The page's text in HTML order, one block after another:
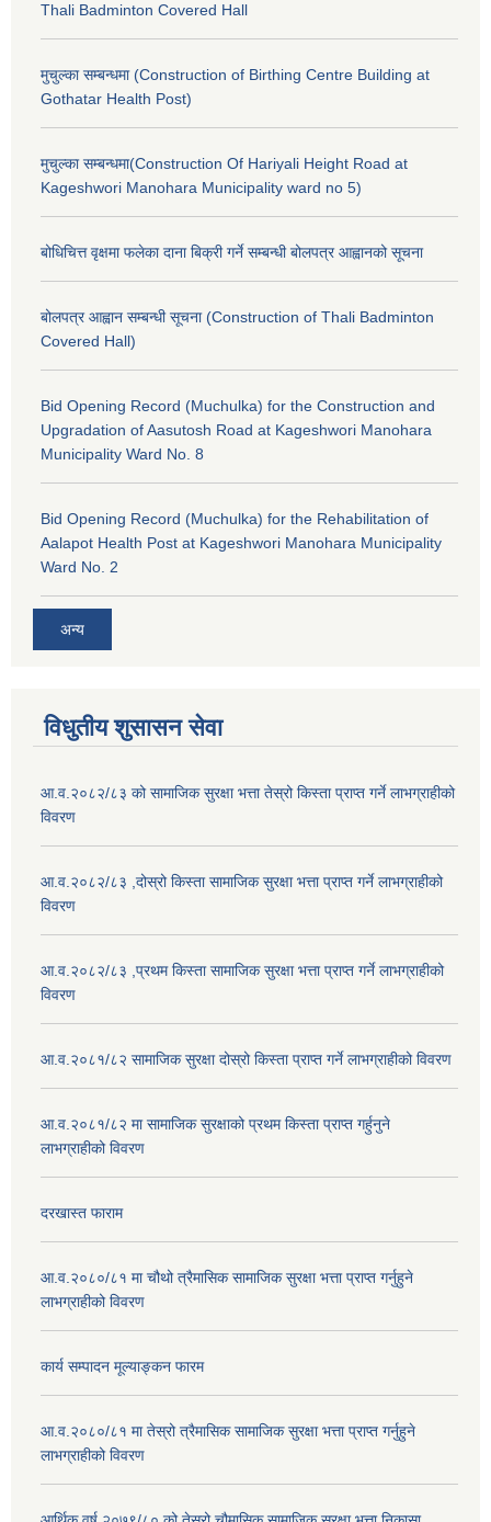
Thali Badminton Covered Hall
मुचुल्का सम्बन्धमा (Construction of Birthing Centre Building at
Gothatar Health Post)
मुचुल्का सम्बन्धमा(Construction Of Hariyali Height Road at
Kageshwori Manohara Municipality ward no 5)
बोधिचित्त वृक्षमा फलेका दाना बिक्री गर्ने सम्बन्धी बोलपत्र आह्वानको सूचना
बोलपत्र आह्वान सम्बन्धी सूचना (Construction of Thali Badminton
Covered Hall)
Bid Opening Record (Muchulka) for the Construction and
Upgradation of Aasutosh Road at Kageshwori Manohara
Municipality Ward No. 8
Bid Opening Record (Muchulka) for the Rehabilitation of
Aalapot Health Post at Kageshwori Manohara Municipality
Ward No. 2
अन्य
विधुतीय शुसासन सेवा
आ.व.२०८२/८३ को सामाजिक सुरक्षा भत्ता तेस्रो किस्ता प्राप्त गर्ने लाभग्राहीको
विवरण
आ.व.२०८२/८३ ,दोस्रो किस्ता सामाजिक सुरक्षा भत्ता प्राप्त गर्ने लाभग्राहीको
विवरण
आ.व.२०८२/८३ ,प्रथम किस्ता सामाजिक सुरक्षा भत्ता प्राप्त गर्ने लाभग्राहीको
विवरण
आ.व.२०८१/८२ सामाजिक सुरक्षा दोस्रो किस्ता प्राप्त गर्ने लाभग्राहीको विवरण
आ.व.२०८१/८२ मा सामाजिक सुरक्षाको प्रथम किस्ता प्राप्त गर्हुनुने
लाभग्राहीको विवरण
दरखास्त फाराम
आ.व.२०८०/८१ मा चौथो त्रैमासिक सामाजिक सुरक्षा भत्ता प्राप्त गर्नुहुने
लाभग्राहीको विवरण
कार्य सम्पादन मूल्याङ्कन फारम
आ.व.२०८०/८१ मा तेस्रो त्रैमासिक सामाजिक सुरक्षा भत्ता प्राप्त गर्नुहुने
लाभग्राहीको विवरण